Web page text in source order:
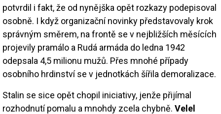
potvrdil i fakt, že od nynějška opět rozkazy podepisoval
osobně. I když organizační novinky představovaly krok
správným směrem, na frontě se v nejbližších měsících
projevily pramálo a Rudá armáda do ledna 1942
odepsala 4,5 milionu mužů. Přes mnohé případy
osobního hrdinství se v jednotkách šířila demoralizace.
Stalin se sice opět chopil iniciativy, jenže přijímal
rozhodnutí pomalu a mnohdy zcela chybně. Velel